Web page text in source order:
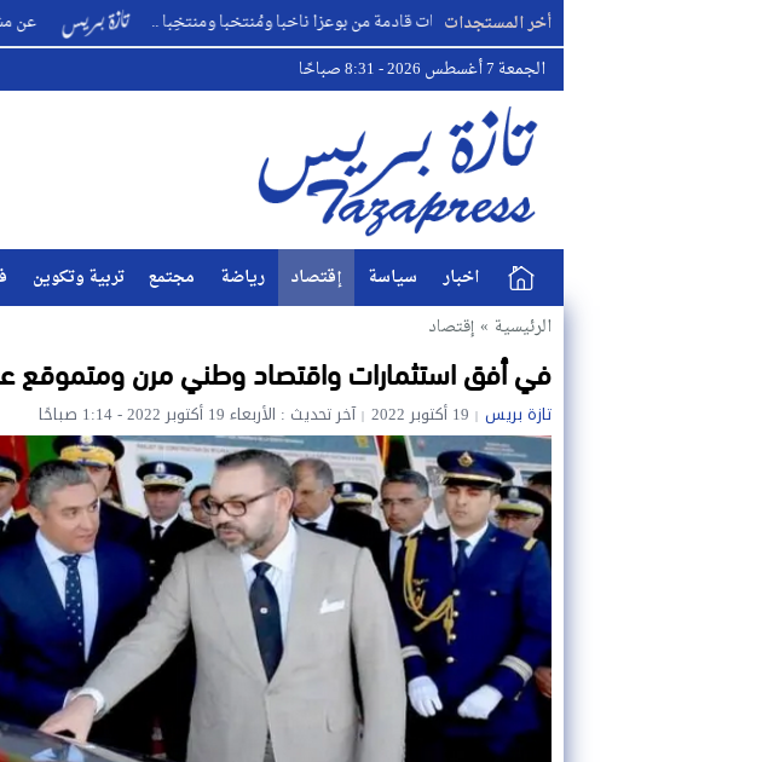
أخر المستجدات
اللهم احفظنا والانتخابات قادمة من بوعزا ناخبا ومُنتخبا ومنتخِبا .. عن مشهد المغرب
الجمعة 7 أغسطس 2026 - 8:31 صباحًا
اخبار سياسة إقتصاد رياضة مجتمع تربية وتكوين
الرئيسية » إقتصاد
في أفق استثمارات واقتصاد وطني مرن ومتموقع
تازة بريس 19 أكتوبر 2022 آخر تحديث : الأربعاء 19 أكتوبر 2022 - 1:14 صباحًا